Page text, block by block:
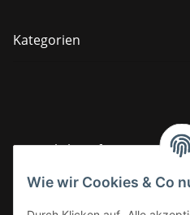
Kategorien
Gesetzliche Informationen
Wie wir Cookies & Co